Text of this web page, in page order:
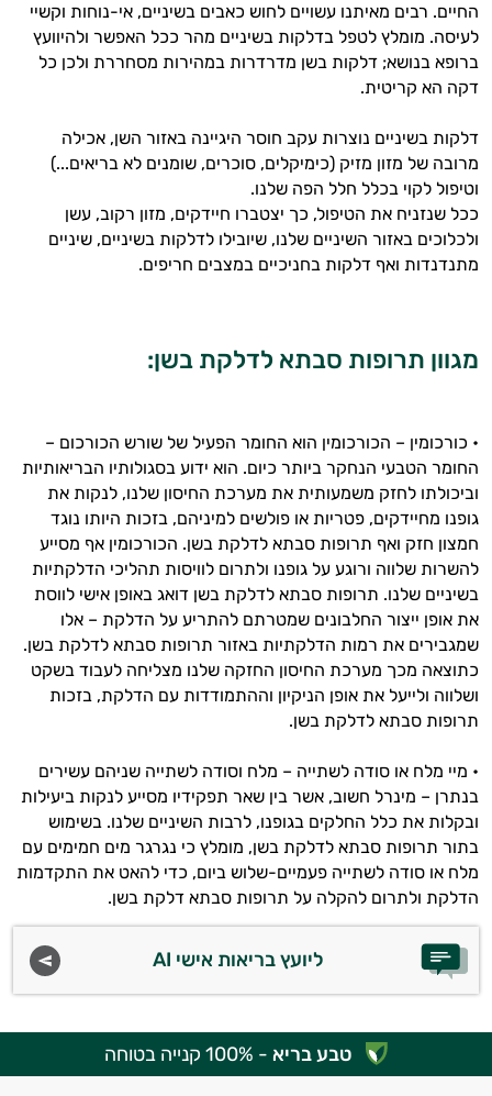
החיים. רבים מאיתנו עשויים לחוש כאבים בשיניים, אי-נוחות וקשיי
לעיסה. מומלץ לטפל בדלקות בשיניים מהר ככל האפשר ולהיוועץ
ברופא בנושא; דלקות בשן מדרדרות במהירות מסחררת ולכן כל
דקה הא קריטית.
דלקות בשיניים נוצרות עקב חוסר היגיינה באזור השן, אכילה
מרובה של מזון מזיק (כימיקלים, סוכרים, שומנים לא בריאים...)
וטיפול לקוי בכלל חלל הפה שלנו.
ככל שנזניח את הטיפול, כך יצטברו חיידקים, מזון רקוב, עשן
ולכלוכים באזור השיניים שלנו, שיובילו לדלקות בשיניים, שיניים
מתנדנדות ואף דלקות בחניכיים במצבים חריפים.
מגוון תרופות סבתא לדלקת בשן:
• כורכומין – הכורכומין הוא החומר הפעיל של שורש הכורכום –
החומר הטבעי הנחקר ביותר כיום. הוא ידוע בסגולותיו הבריאותיות
וביכולתו לחזק משמעותית את מערכת החיסון שלנו, לנקות את
גופנו מחיידקים, פטריות או פולשים למיניהם, בזכות היותו נוגד
חמצון חזק ואף תרופות סבתא לדלקת בשן. הכורכומין אף מסייע
להשרות שלווה ורוגע על גופנו ולתרום לוויסות תהליכי הדלקתיות
בשיניים שלנו. תרופות סבתא לדלקת בשן דואג באופן אישי לווסת
את אופן ייצור החלבונים שמטרתם להתריע על הדלקת – אלו
שמגבירים את רמות הדלקתיות באזור תרופות סבתא לדלקת בשן.
כתוצאה מכך מערכת החיסון החזקה שלנו מצליחה לעבוד בשקט
ושלווה ולייעל את אופן הניקיון וההתמודדות עם הדלקת, בזכות
תרופות סבתא לדלקת בשן.
• מיי מלח או סודה לשתייה – מלח וסודה לשתייה שניהם עשירים
בנתרן – מינרל חשוב, אשר בין שאר תפקידיו מסייע לנקות ביעילות
ובקלות את כלל החלקים בגופנו, לרבות השיניים שלנו. בשימוש
בתור תרופות סבתא לדלקת בשן, מומלץ כי נגרגר מים חמימים עם
מלח או סודה לשתייה פעמיים-שלוש ביום, כדי להאט את התקדמות
הדלקת ולתרום להקלה על תרופות סבתא דלקת בשן.
ליועץ בריאות אישי AI
טבע בריא - 100% קנייה בטוחה
אני יועץ הבריאות האישי AI של טבע בריא.
התשובות שלי מבוססות על מאגרי מידע קליניים
וספרות מקצועית בתחומי הרפואה הטבעית
ותזונת הספורט.
עובדים יחד כדי למקסם תוצאות גם בחיי היום
המטרה שלי היא להתאים עבורך המלצות
אישיות מבוססות מדעית.
זה הזמן להתחיל. איך אוכל לעזור?